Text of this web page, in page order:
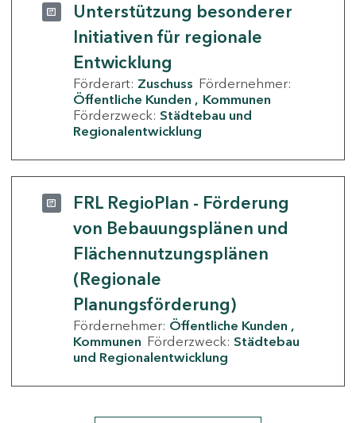
Unterstützung besonderer
Initiativen für regionale
Entwicklung
Förderart: Zuschuss Fördernehmer:
Öffentliche Kunden
Kommunen
Förderzweck: Städtebau und
Regionalentwicklung
FRL RegioPlan - Förderung
von Bebauungsplänen und
Flächennutzungsplänen
(Regionale
Planungsförderung)
Fördernehmer: Öffentliche Kunden
Kommunen Förderzweck: Städtebau
und Regionalentwicklung